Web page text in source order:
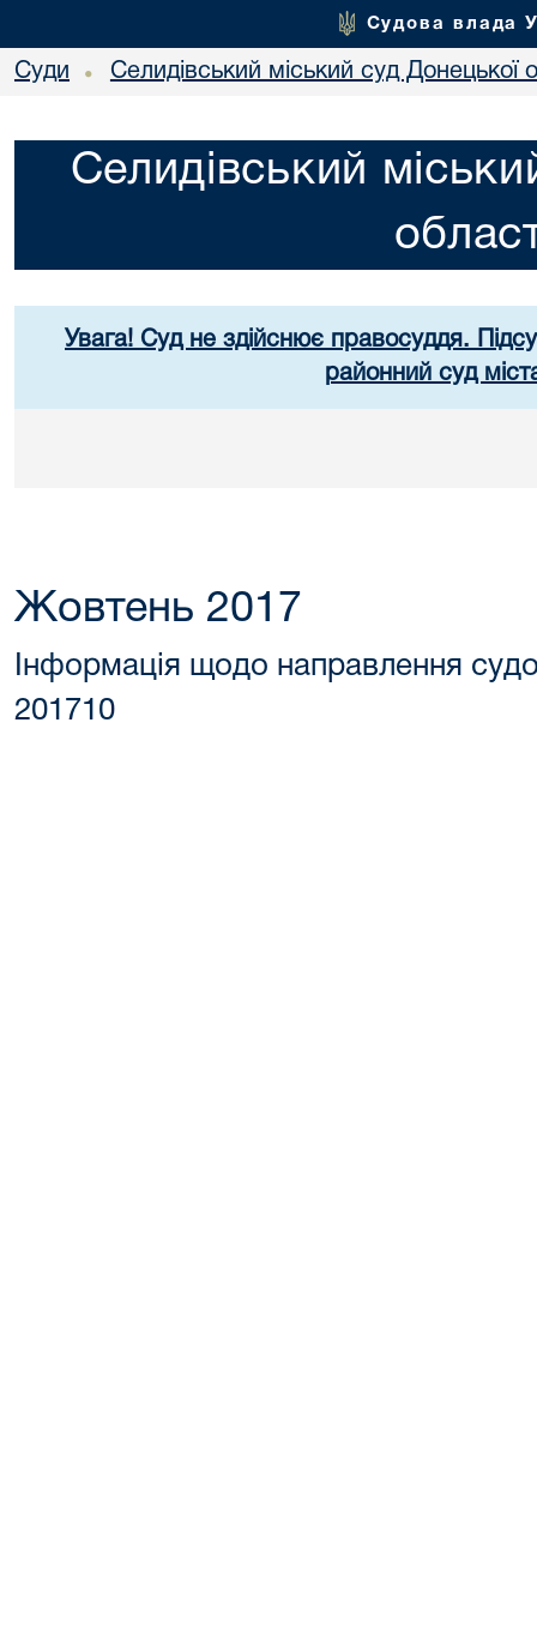
Судова влада
Суди • Селидівський міський суд Донецької
Селидівський
Увага! Суд не здійснює правосуддя.
районний суд
Жовтень 2017
Інформація щодо направлення
201710